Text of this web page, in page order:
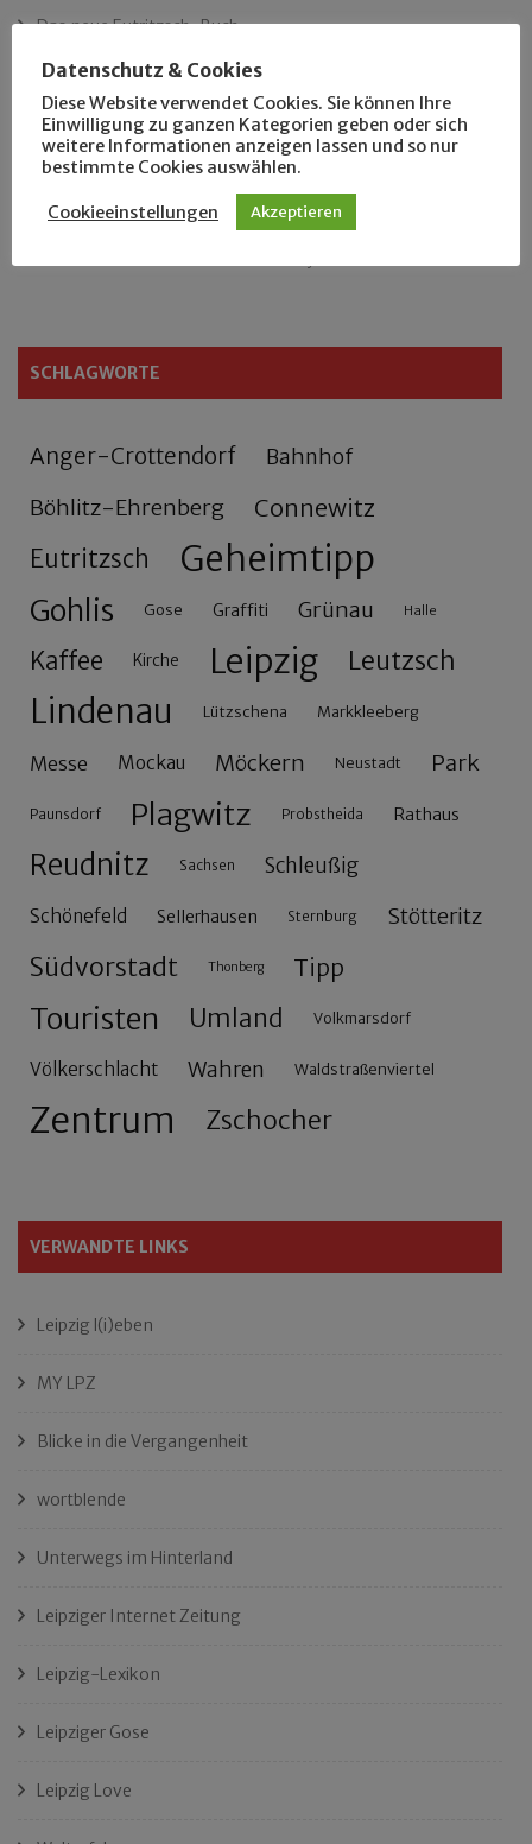
Das neue Eutritzsch-Buch
Rennfahrer in Schönefeld und Zschocher
Zu Fuß durch Anger-Crottendorf
SCHLAGWORTE
Anger-Crottendorf Bahnhof
Böhlitz-Ehrenberg Connewitz
Eutritzsch Geheimtipp
Gohlis Gose Graffiti Grünau Halle
Kaffee Kirche Leipzig Leutzsch
Lindenau Lützschena Markkleeberg
Messe Mockau Möckern Neustadt Park
Paunsdorf Plagwitz Probstheida Rathaus
Reudnitz Sachsen Schleußig
Schönefeld Sellerhausen Sternburg Stötteritz
Südvorstadt Thonberg Tipp
Touristen Umland Volkmarsdorf
Völkerschlacht Wahren Waldstraßenviertel
Zentrum Zschocher
VERWANDTE LINKS
Leipzig l(i)eben
MY LPZ
Blicke in die Vergangenheit
wortblende
Unterwegs im Hinterland
Leipziger Internet Zeitung
Leipzig-Lexikon
Leipziger Gose
Leipzig Love
Datenschutz & Cookies
Diese Website verwendet Cookies. Sie können Ihre
Einwilligung zu ganzen Kategorien geben oder sich
weitere Informationen anzeigen lassen und so nur
bestimmte Cookies auswählen.
Cookieeinstellungen Akzeptieren